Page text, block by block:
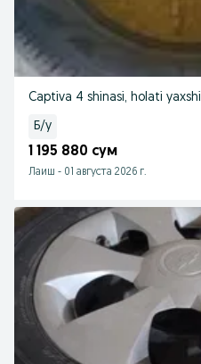
Captiva 4 shinasi, holati yaxshi
Б/у
1 195 880 сум
Лаиш - 01 августа 2026 г.